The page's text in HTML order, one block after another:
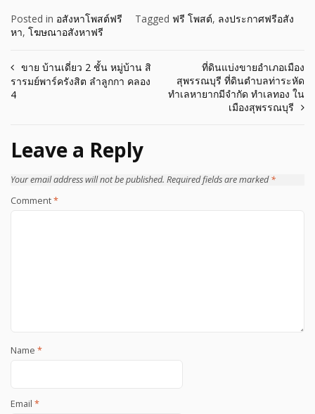
Posted in อสังหาโพสต์ฟรี Tagged ฟรี โพสต์, ลงประกาศฟรีอสัง
หา, โฆษณาอสังหาฟรี
ขาย บ้านเดี่ยว 2 ชั้น หมู่บ้าน สิ
รารมย์พาร์ครังสิต ลำลูกกา คลอง
4
ที่ดินแบ่งขายอำเภอเมือง
สุพรรณบุรี ที่ดินตำบลท่าระหัด
ทำเลหายากมีจำกัด ทำเลทอง ใน
เมืองสุพรรณบุรี
Leave a Reply
Your email address will not be published. Required fields are marked*
Comment*
Name *
Email *